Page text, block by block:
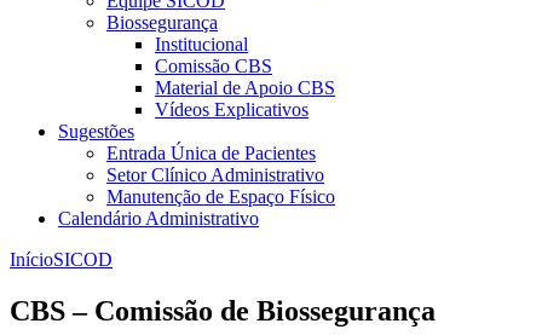
Biossegurança
Institucional
Comissão CBS
Material de Apoio CBS
Vídeos Explicativos
Sugestões
Entrada Única de Pacientes
Setor Clínico Administrativo
Manutenção de Espaço Físico
Calendário Administrativo
InícioSICOD
CBS – Comissão de Biossegurança